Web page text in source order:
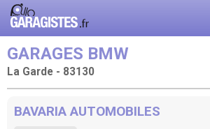
GARAGES BMW
La Garde - 83130
BAVARIA AUTOMOBILES